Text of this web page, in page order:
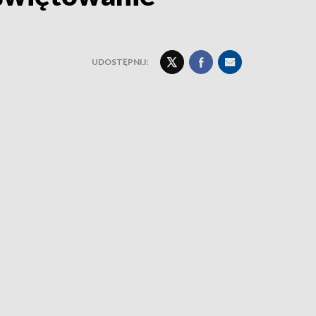
UDOSTĘPNIJ: